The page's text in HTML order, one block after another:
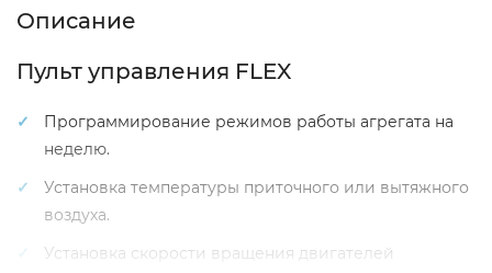
Описание
Пульт управления FLEX
Программирование режимов работы агрегата на
неделю.
Установка температуры приточного или вытяжного
воздуха.
Установка скорости вращения двигателей